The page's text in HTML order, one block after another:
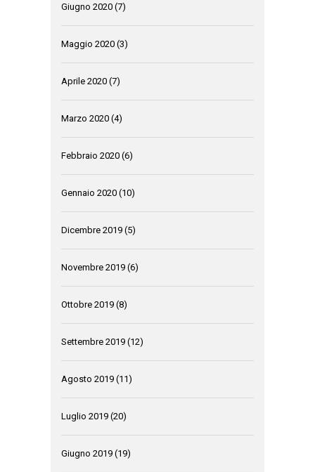
Giugno 2020 (7)
Maggio 2020 (3)
Aprile 2020 (7)
Marzo 2020 (4)
Febbraio 2020 (6)
Gennaio 2020 (10)
Dicembre 2019 (5)
Novembre 2019 (6)
Ottobre 2019 (8)
Settembre 2019 (12)
Agosto 2019 (11)
Luglio 2019 (20)
Giugno 2019 (19)